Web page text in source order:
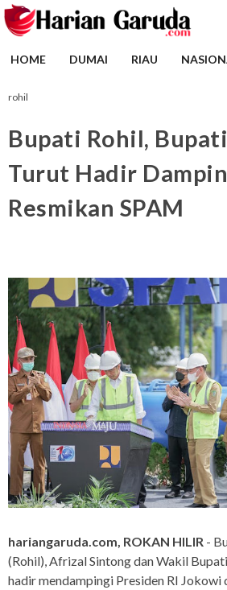
HOME DUMAI RIAU
rohil
Bupati Rohil,
Turut Hadir
Resmikan SPAM
hariangaruda.com, ROKAN HILIR -
(Rohil), Afrizal Sintong dan Wakil
hadir mendampingi Presiden RI Jokowi